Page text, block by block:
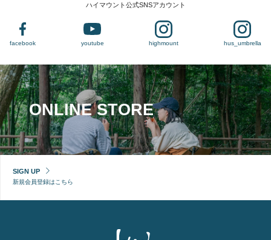
ハイマウント公式SNSアカウント
facebook youtube highmount hus_umbrella
ONLINE STORE
SIGN UP
新規会員登録はこちら